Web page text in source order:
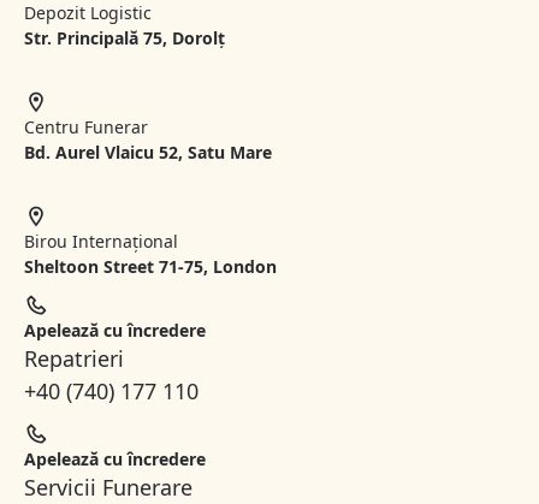
Depozit Logistic
Str. Principală 75, Dorolț
Centru Funerar
Bd. Aurel Vlaicu 52, Satu Mare
Birou Internațional
Sheltoon Street 71-75, London
Apelează cu încredere
Repatrieri
+40 (740) 177 110
Apelează cu încredere
Servicii Funerare